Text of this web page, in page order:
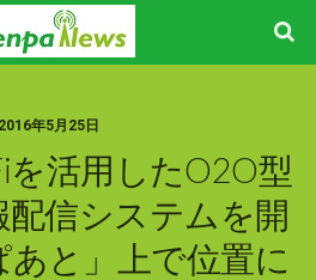
2016年5月25日
を活用したO2O型
配信システムを開
あと」上で位置に